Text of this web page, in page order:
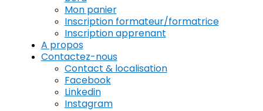
Mon panier
Inscription formateur/formatrice
Inscription apprenant
A propos
Contactez-nous
Contact & localisation
Facebook
Linkedin
Instagram